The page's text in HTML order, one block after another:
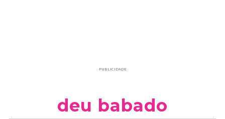
PUBLICIDADE
deu babado